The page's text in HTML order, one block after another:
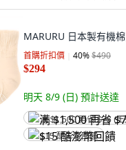
MARURU 日本製有機
首購折扣價 40%$490
$294
明天 8/9 (日) 預計送達
满 $1,500 再省 $75 (
$15 酷澎幣回饋